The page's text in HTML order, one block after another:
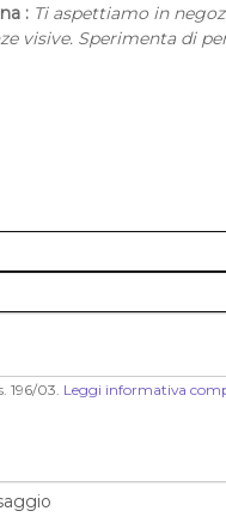
: Ti aspettiamo in
visive. Sperimenta di
196/03. Leggi informativa